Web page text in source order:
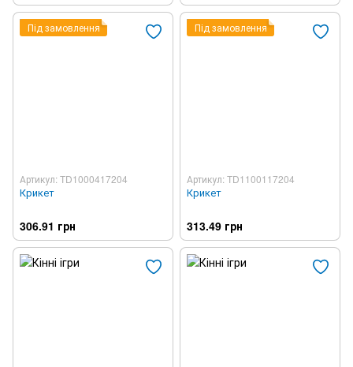
Під замовлення
Артикул: TD1000417204
Крикет
306.91 грн
Під замовлення
Артикул: TD1100117204
Крикет
313.49 грн